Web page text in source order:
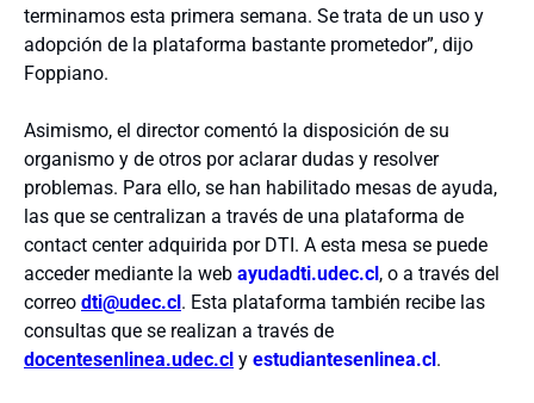
terminamos esta primera semana. Se trata de un uso y
adopción de la plataforma bastante prometedor”, dijo
Foppiano.
Asimismo, el director comentó la disposición de su
organismo y de otros por aclarar dudas y resolver
problemas. Para ello, se han habilitado mesas de ayuda,
las que se centralizan a través de una plataforma de
contact center adquirida por DTI. A esta mesa se puede
acceder mediante la web ayudadti.udec.cl, o a través del
correo dti@udec.cl. Esta plataforma también recibe las
consultas que se realizan a través de
docentesenlinea.udec.cl y estudiantesenlinea.cl.